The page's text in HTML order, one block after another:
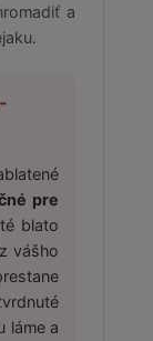
a
pre
blato
vášho
láme a